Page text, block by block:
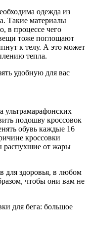
одежда из
Такие материалы
в процессе чего
тоже поглощают
к телу. А это может
тепла.
удобную для вас
ультрамарафонских
подошву кроссовок
обувь каждые 16
кроссовки
распухшие от жары
для здоровья, в любом
чтобы они вам не
для бега: большое